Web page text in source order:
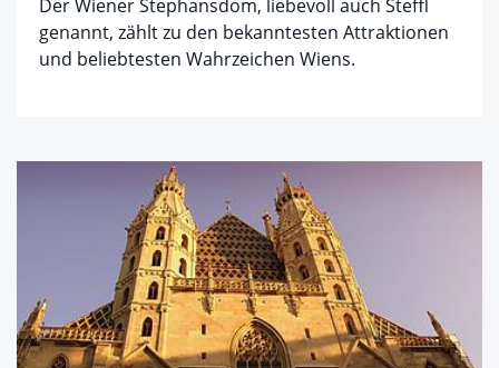
Der Wiener Stephansdom, liebevoll auch Steffl
genannt, zählt zu den bekanntesten Attraktionen
und beliebtesten Wahrzeichen Wiens.